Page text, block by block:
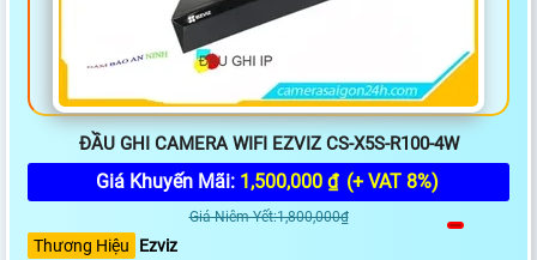
ĐẦU GHI CAMERA WIFI EZVIZ CS-X5S-R100-4W
Giá Khuyến Mãi: 1,500,000 ₫ (+ VAT 8%)
Giá Niêm Yết:1,800,000₫
Thương Hiệu
Ezviz